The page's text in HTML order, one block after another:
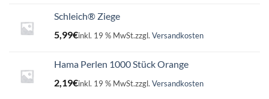
Schleich® Ziege
5,99€inkl. 19 % MwSt.zzgl. Versandkosten
Hama Perlen 1000 Stück Orange
2,19€inkl. 19 % MwSt.zzgl. Versandkosten